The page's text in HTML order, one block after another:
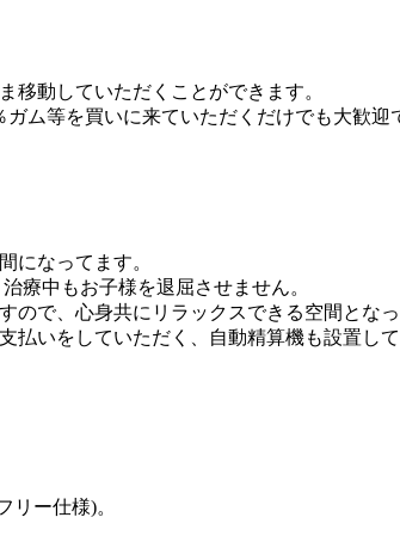
移動していただくことができます。
ム等を買いに来ていただくだけでも大歓迎
になってます。
療中もお子様を退屈させません。
で、心身共にリラックスできる空間となっ
いをしていただく、自動精算機も設置して
リー仕様)。